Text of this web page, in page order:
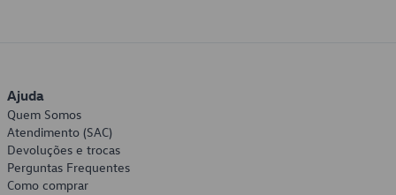
Ajuda
Quem Somos
Atendimento (SAC)
Devoluções e trocas
Perguntas Frequentes
Como comprar